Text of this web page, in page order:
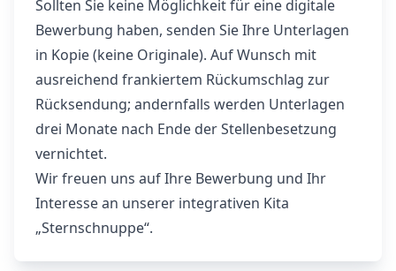
Sollten Sie keine Möglichkeit für eine digitale
Bewerbung haben, senden Sie Ihre Unterlagen
in Kopie (keine Originale). Auf Wunsch mit
ausreichend frankiertem Rückumschlag zur
Rücksendung; andernfalls werden Unterlagen
drei Monate nach Ende der Stellenbesetzung
vernichtet.
Wir freuen uns auf Ihre Bewerbung und Ihr
Interesse an unserer integrativen Kita
„Sternschnuppe“.